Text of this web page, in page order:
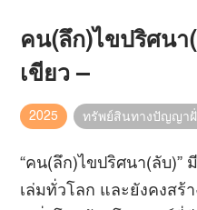
คน(ลึก)ไขปริศน
เขียว –
2025 ทรัพย์สินทางปัญญา
“คน(ลึก)ไขปริศนา(ลับ)”
เล่มทั่วโลก และยังคงสร้